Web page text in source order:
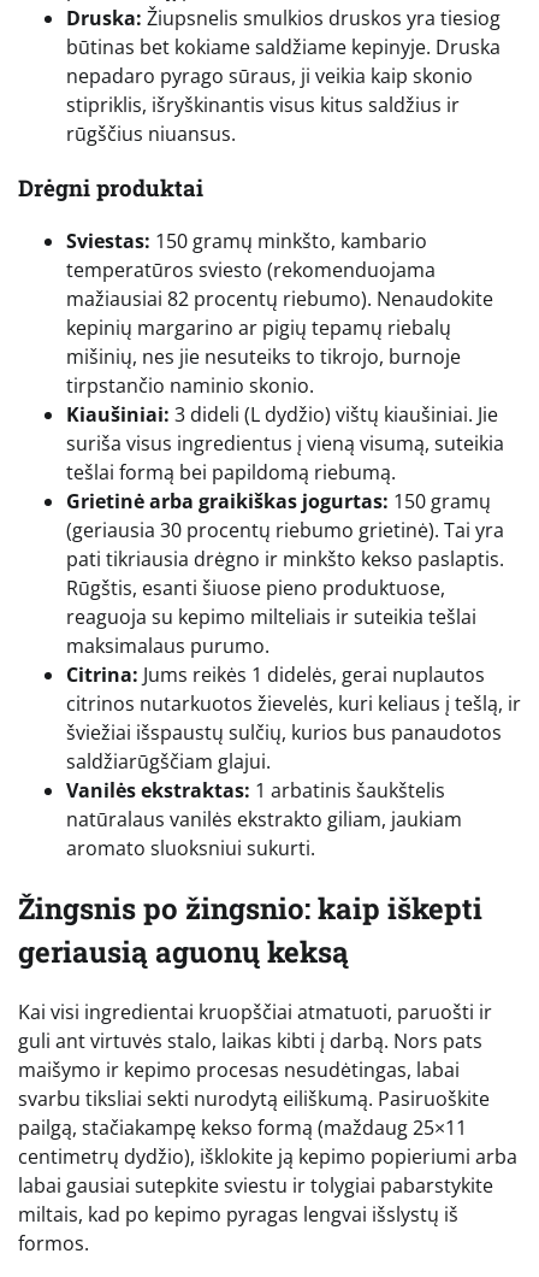
Druska: Žiupsnelis smulkios druskos yra tiesiog
būtinas bet kokiame saldžiame kepinyje. Druska
nepadaro pyrago sūraus, ji veikia kaip skonio
stipriklis, išryškinantis visus kitus saldžius ir
rūgščius niuansus.
Drėgni produktai
Sviestas: 150 gramų minkšto, kambario
temperatūros sviesto (rekomenduojama
mažiausiai 82 procentų riebumo). Nenaudokite
kepinių margarino ar pigių tepamų riebalų
mišinių, nes jie nesuteiks to tikrojo, burnoje
tirpstančio naminio skonio.
Kiaušiniai: 3 dideli (L dydžio) vištų kiaušiniai. Jie
suriša visus ingredientus į vieną visumą, suteikia
tešlai formą bei papildomą riebumą.
Grietinė arba graikiškas jogurtas: 150 gramų
(geriausia 30 procentų riebumo grietinė). Tai yra
pati tikriausia drėgno ir minkšto kekso paslaptis.
Rūgštis, esanti šiuose pieno produktuose,
reaguoja su kepimo milteliais ir suteikia tešlai
maksimalaus purumo.
Citrina: Jums reikės 1 didelės, gerai nuplautos
citrinos nutarkuotos žievelės, kuri keliaus į tešlą, ir
šviežiai išspaustų sulčių, kurios bus panaudotos
saldžiarūgščiam glajui.
Vanilės ekstraktas: 1 arbatinis šaukštelis
natūralaus vanilės ekstrakto giliam, jaukiam
aromato sluoksniui sukurti.
Žingsnis po žingsnio: kaip iškepti
geriausią aguonų keksą
Kai visi ingredientai kruopščiai atmatuoti, paruošti ir
guli ant virtuvės stalo, laikas kibti į darbą. Nors pats
maišymo ir kepimo procesas nesudėtingas, labai
svarbu tiksliai sekti nurodytą eiliškumą. Pasiruoškite
pailgą, stačiakampę kekso formą (maždaug 25×11
centimetrų dydžio), išklokite ją kepimo popieriumi arba
labai gausiai sutepkite sviestu ir tolygiai pabarstykite
miltais, kad po kepimo pyragas lengvai išslystų iš
formos.